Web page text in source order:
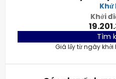
Khứ
Khởi
Tìm
Giá lấy từ ngày